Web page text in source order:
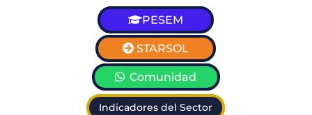
PESEM
STARSOL
Comunidad
Indicadores del Sector